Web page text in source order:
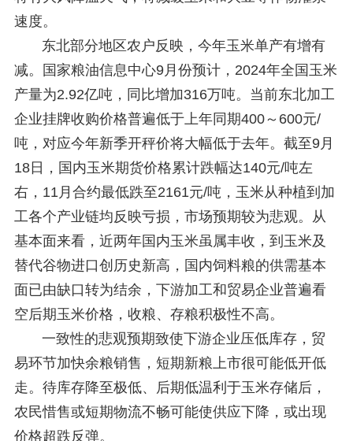
速度。
东北部分地区农户反映，今年玉米单产有增有
减。国家粮油信息中心9月份预计，2024年全国玉米
产量为2.92亿吨，同比增加316万吨。当前东北加工
企业挂牌收购价格普遍低于上年同期400～600元/
吨，对应今年新季开秤价将大幅低于去年。截至9月
18日，国内玉米期货价格累计跌幅达140元/吨左
右，11月合约最低跌至2161元/吨，玉米从种植到加
工各个产业链均反映亏损，市场预期较为悲观。从
基本面来看，近两年国内玉米虽属丰收，到玉米及
替代谷物进口创历史新高，国内饲料粮的供需基本
面已由缺口转为结余，下游加工和贸易企业普遍看
空后期玉米价格，收粮、存粮积极性不高。
一致性的悲观预期致使下游企业压低库存，贸
易环节加快余粮销售，短期新粮上市很可能低开低
走。待库存降至极低、后期低温利于玉米存储后，
农民惜售或短期物流不畅可能使供应下降，或出现
价格超跌反弹。